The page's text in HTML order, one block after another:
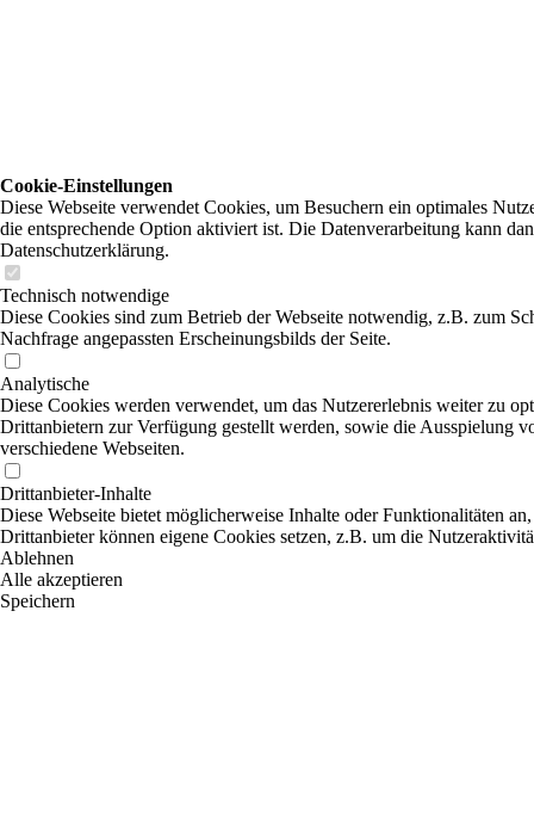
Cookie-Einstellungen
Diese Webseite verwendet Cookies, um Besuchern ein optimales
die entsprechende Option aktiviert ist. Die Datenverarbeitung kann
Datenschutzerklärung.
Technisch notwendige
Diese Cookies sind zum Betrieb der Webseite notwendig, z.B. zum
Nachfrage angepassten Erscheinungsbilds der Seite.
Analytische
Diese Cookies werden verwendet, um das Nutzererlebnis weiter zu
Drittanbietern zur Verfügung gestellt werden, sowie die Ausspielung
verschiedene Webseiten.
Drittanbieter-Inhalte
Diese Webseite bietet möglicherweise Inhalte oder Funktionalitäten
Drittanbieter können eigene Cookies setzen, z.B. um die
Ablehnen
Alle akzeptieren
Speichern